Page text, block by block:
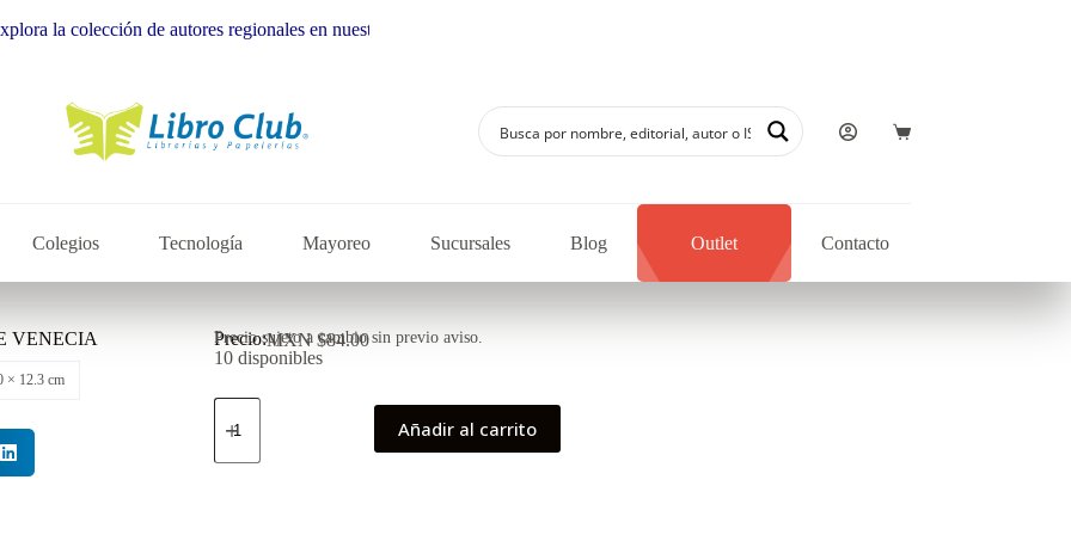
colección de autores regionales en nuestra librería
Colegios Tecnología Mayoreo Sucursales Blog Outlet Contacto
VENECIA
× 12.3 cm
Precio:MXN $84.00
Precio sujeto a cambio sin previo aviso.
10 disponibles
Añadir al carrito